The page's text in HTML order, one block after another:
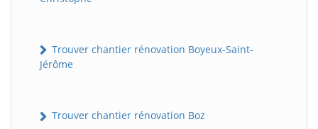
Trouver chantier rénovation Boyeux-Saint-
Jérôme
Trouver chantier rénovation Boz